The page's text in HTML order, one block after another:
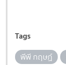
Tags
พีพี กฤษฏ์